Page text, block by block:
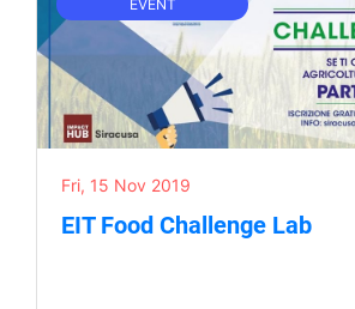
EVENT
Fri, 15 Nov 2019
EIT Food Challenge Lab